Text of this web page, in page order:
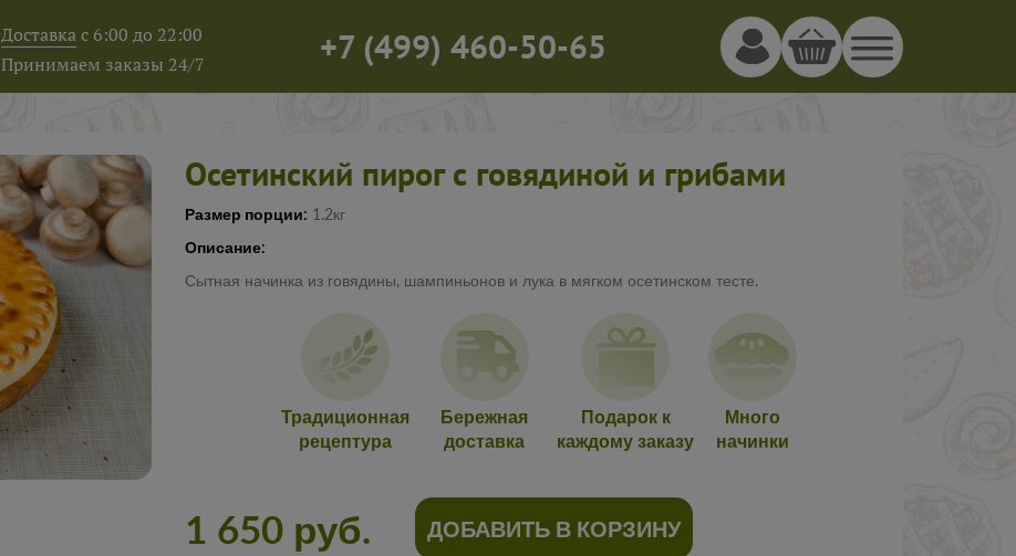
Доставкас 6:00 до 22:00
Принимаем заказы 24/7
+7(499) 460-50-65
Осетинский пирог с говядиной и грибами
Размер порции: 1.2кг
Описание:
Сытная начинка из говядины, шампиньонов и лука в мягком осетинском тесте.
Традиционная
рецептура
Бережная
доставка
Подарок к
каждому заказу
Много
начинки
1 650 руб. ДОБАВИТЬ В КОРЗИНУ